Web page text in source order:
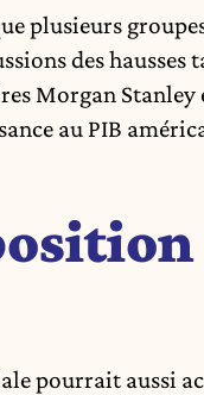
plusieurs
des
Morgan
au PIB
pourrait aussi